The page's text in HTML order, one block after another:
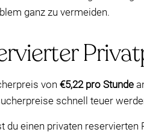
ganz zu vermeiden.
von €5,22 pro Stunde
schnell teuer
einen privaten reservierten